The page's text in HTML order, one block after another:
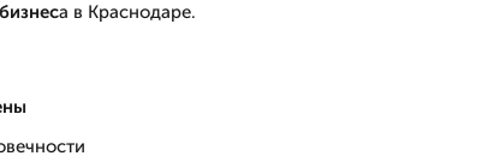
бизнеса в Краснодаре.